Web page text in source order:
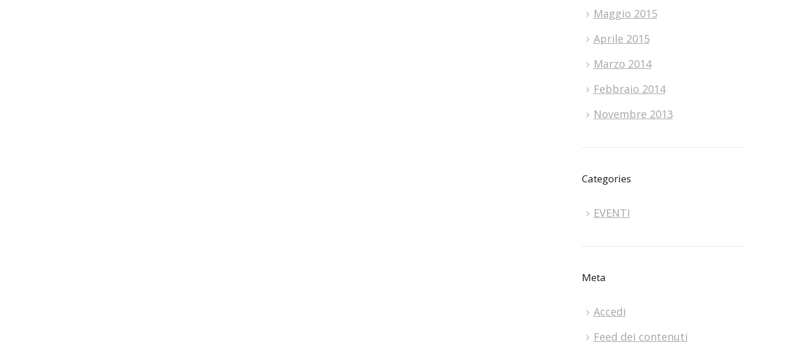
Maggio 2015
Aprile 2015
Marzo 2014
Febbraio 2014
Novembre 2013
Categories
EVENTI
Meta
Accedi
Feed dei contenuti